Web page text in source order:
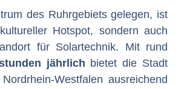
des Ruhrgebiets gelegen, ist
Hotspot, sondern auch
für Solartechnik. Mit rund
jährlich bietet die Stadt
Westfalen ausreichend